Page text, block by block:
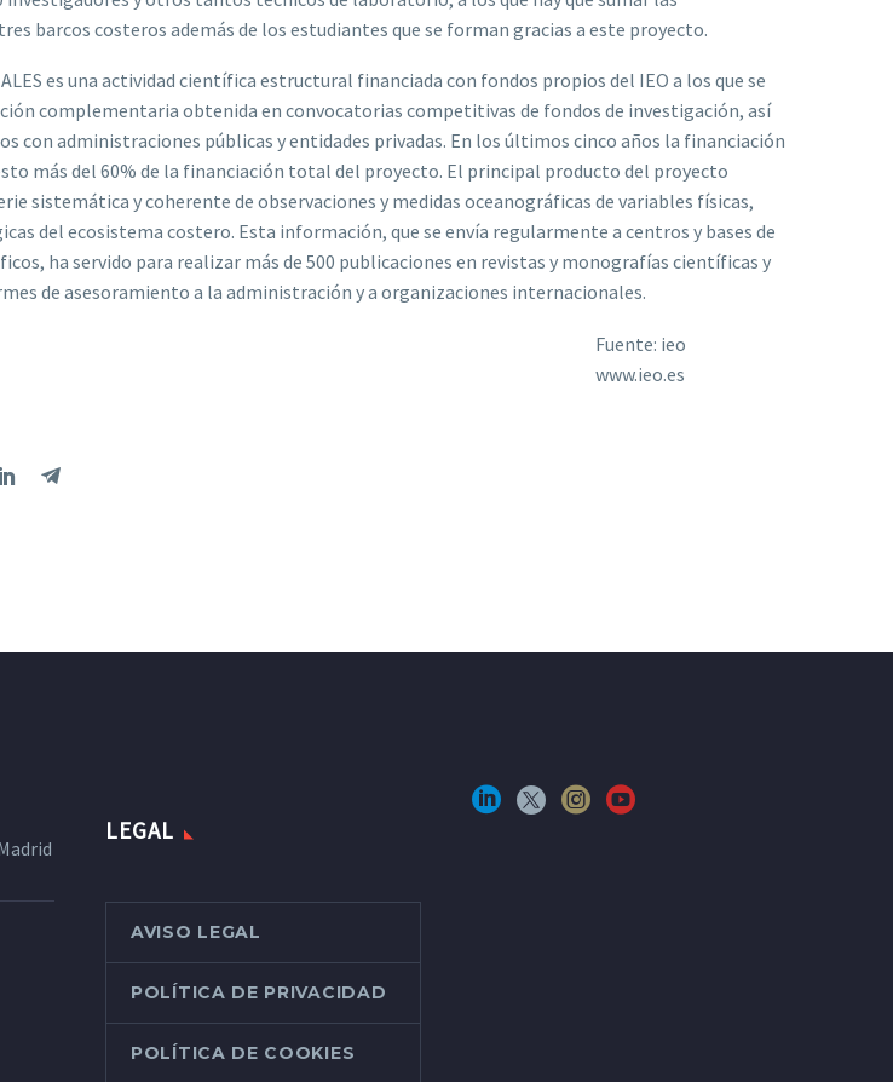
barcos costeros además de los estudiantes que se forman gracias a este proyecto.
es una actividad científica estructural financiada con fondos propios del IEO a los que se
complementaria obtenida en convocatorias competitivas de fondos de investigación, así
con administraciones públicas y entidades privadas. En los últimos cinco años la financiación
más del 60% de la financiación total del proyecto. El principal producto del proyecto
sistemática y coherente de observaciones y medidas oceanográficas de variables físicas,
del ecosistema costero. Esta información, que se envía regularmente a centros y bases de
ha servido para realizar más de 500 publicaciones en revistas y monografías científicas y
de asesoramiento a la administración y a organizaciones internacionales.
Fuente: ieo
www.ieo.es
LEGAL
AVISO LEGAL
POLÍTICA DE PRIVACIDAD
POLÍTICA DE COOKIES